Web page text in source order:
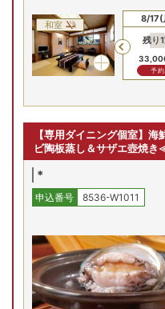
和室
8/15(土) 8/16(日)
8/17(
残り1
予約
【専用ダイニング個室】
ビ陶板蒸し＆サザエ壺焼
*
申込番号 8536-W1011